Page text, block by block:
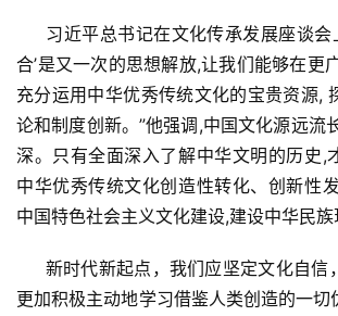
习近平总书记在文化传承发展座谈会
合’是又一次的思想解放,让我们能够在更
充分运用中华优秀传统文化的宝贵资源,
论和制度创新。”他强调,中国文化源远流
深。只有全面深入了解中华文明的历史,
中华优秀传统文化创造性转化、创新性
中国特色社会主义文化建设,建设中华民族
新时代新起点，我们应坚定文化自信
更加积极主动地学习借鉴人类创造的一切